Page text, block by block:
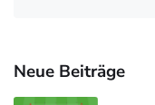
Neue Beiträge